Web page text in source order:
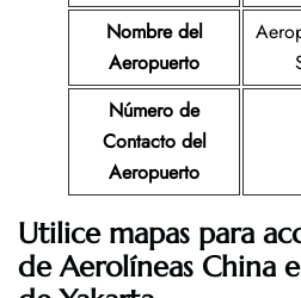
Nombre del
Aeropuerto
Número de
Contacto del
Aeropuerto
Utilice mapas para
de Aerolíneas China